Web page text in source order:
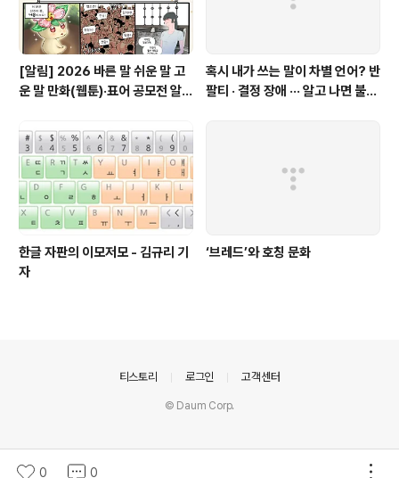
[알림] 2026 바른 말 쉬운 말 고
운 말 만화(웹툰)·표어 공모전 알림
혹시 내가 쓰는 말이 차별 언어? 반
팔티 · 결정 장애 ··· 알고 나면 불편
한글 자판의 이모저모 - 김규리 기
자
‘브레드’와 호칭 문화
0 0
티스토리 로그인 고객센터
© Daum Corp.